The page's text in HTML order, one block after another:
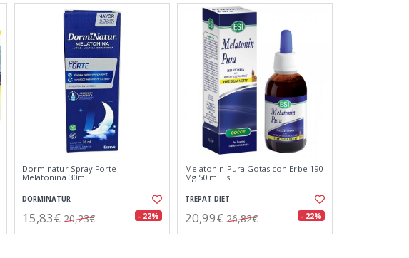
Dorminatur Spray Forte
Melatonina 30ml
DORMINATUR
15,83€ 20,23€ - 22%
Melatonin Pura Gotas con Erbe 190
Mg 50 ml Esi
TREPAT DIET
20,99€ 26,82€ - 22%